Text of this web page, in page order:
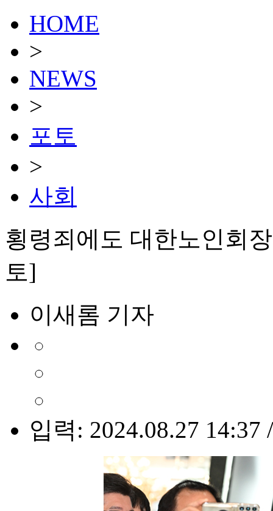
HOME
>
NEWS
>
포토
>
사회
횡령죄에도 대한노인회
토]
이새롬 기자
입력: 2024.08.27 14:37